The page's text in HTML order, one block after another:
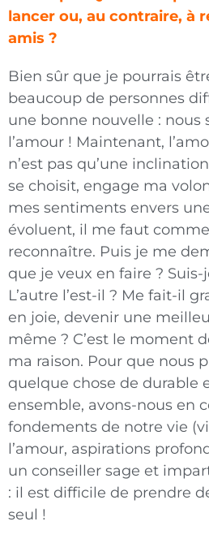
lancer ou, au contraire, à
amis ?
Bien sûr que je pourrais
beau­coup de personnes
une bonne nouvelle : nous
l’amour ! Main­tenant,
n’est pas qu’une
se choisit, engage ma
mes sentiments envers
évoluent, il me faut
reconnaître. Puis je me
que je veux en faire ?
L’autre l’est-il ? Me fait-il
en joie, devenir une
même ? C’est le moment
ma raison. Pour que nous
quelque chose de durable
ensemble, avons-nous en
fondements de notre vie
l’amour, aspirations
un conseiller sage et
: il est difficile de prendre
seul !